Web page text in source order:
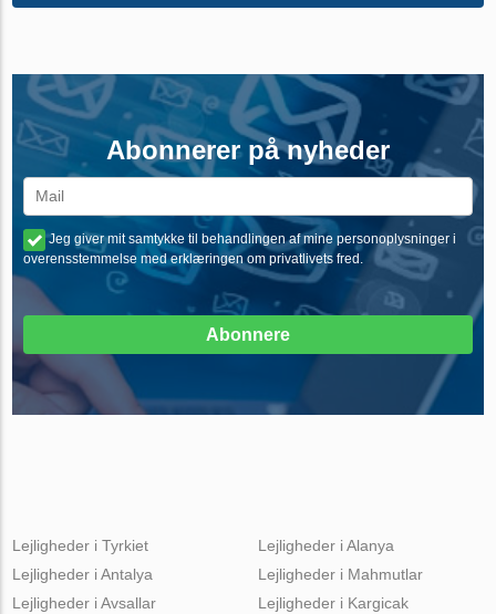
Abonnerer på nyheder
Jeg giver mit samtykke til behandlingen af mine personoplysninger i
overensstemmelse med erklæringen om privatlivets fred.
Abonnere
Lejligheder i Tyrkiet
Lejligheder i Antalya
Lejligheder i Avsallar
Lejligheder i Alanya
Lejligheder i Mahmutlar
Lejligheder i Kargicak